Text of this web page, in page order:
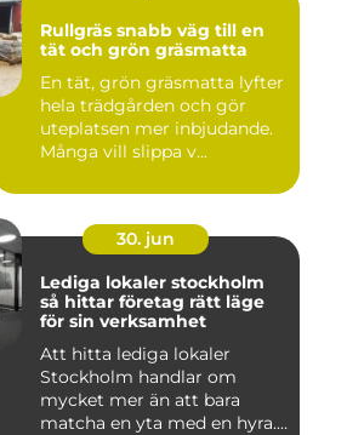
Rullgräs snabb väg till en
tät och grön gräsmatta
En tät, grön gräsmatta lyfter
hela trädgården och gör
uteplatsen mer inbjudande.
Många vill slippa v...
30. jun
Lediga lokaler stockholm
så hittar företag rätt läge
för sin verksamhet
Att hitta lediga lokaler
Stockholm handlar om
mycket mer än att bara
matcha en yta med en hyra.